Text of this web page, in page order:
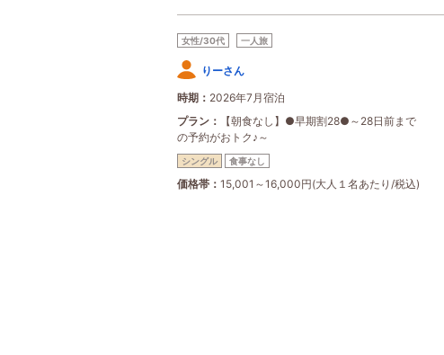
女性/30代 一人旅
りーさん
時期
2026年7月宿泊
プラン
【朝食なし】●早期割28●～28日前まで
の予約がおトク♪～
シングル 食事なし
価格帯 15,001～16,000円(大人１名あたり/税込)